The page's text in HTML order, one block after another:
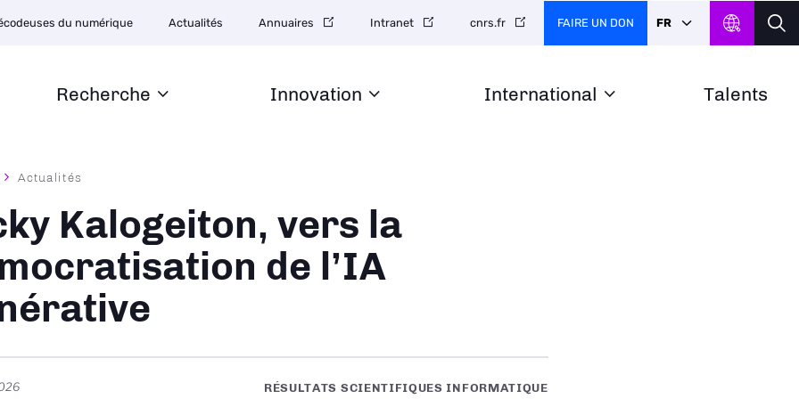
Recherche Innovation International Talents
du numérique Actualités Annuaires Intranet cnrs.fr FAIRE UN DON FR
Actualités
Kalogeiton, vers la
de l’IA
RÉSULTATS SCIENTIFIQUES INFORMATIQUE